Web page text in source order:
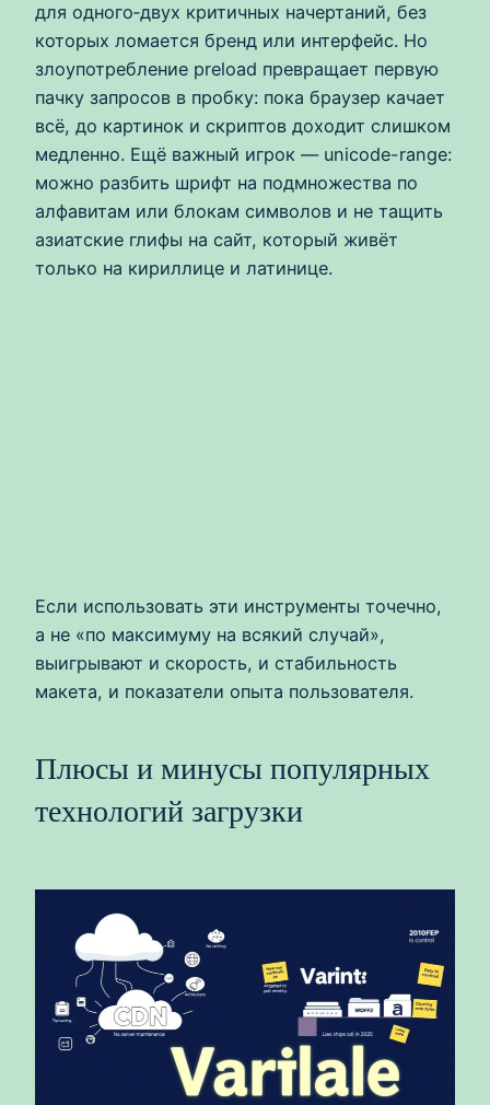
для одного‑двух критичных начертаний, без
которых ломается бренд или интерфейс. Но
злоупотребление preload превращает первую
пачку запросов в пробку: пока браузер качает
всё, до картинок и скриптов доходит слишком
медленно. Ещё важный игрок — unicode-range:
можно разбить шрифт на подмножества по
алфавитам или блокам символов и не тащить
азиатские глифы на сайт, который живёт
только на кириллице и латинице.
Если использовать эти инструменты точечно,
а не «по максимуму на всякий случай»,
выигрывают и скорость, и стабильность
макета, и показатели опыта пользователя.
Плюсы и минусы популярных
технологий загрузки